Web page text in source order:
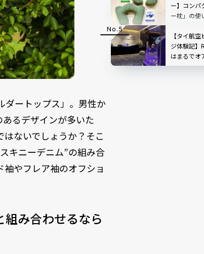
ダートップス」。男性か
るデザインが多いた
ないでしょうか？そこ
キニーデニム”の組み合
やフレア袖のオフショ
み合わせるなら
ー】コンパ
ー枕」の使
【タイ航
ジ体験記】
はまるでオ
ム空港での